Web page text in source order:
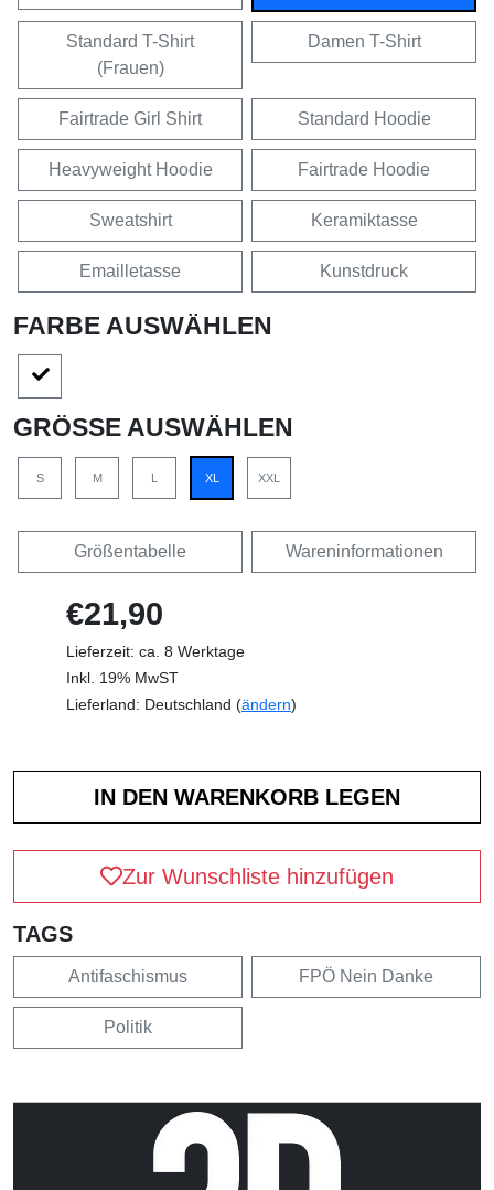
Standard T-Shirt
(Frauen)
Damen T-Shirt
Fairtrade Girl Shirt Standard Hoodie
Heavyweight Hoodie Fairtrade Hoodie
Sweatshirt Keramiktasse
Emailletasse Kunstdruck
FARBE AUSWÄHLEN
GRÖSSE AUSWÄHLEN
S M L XL XXL
Größentabelle Wareninformationen
€21,90
Lieferzeit: ca. 8 Werktage
Inkl. 19% MwST
Lieferland: Deutschland (ändern)
Zur Wunschliste hinzufügen
TAGS
Antifaschismus FPÖ Nein Danke
Politik